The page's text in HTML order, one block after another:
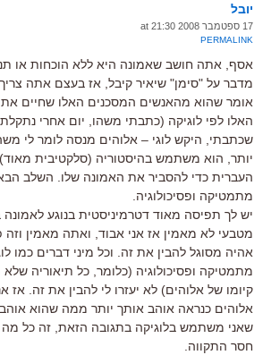
יובל
17 ספטמבר 2008 at 21:30
PERMALINK
אסף, אתה חושב שאמונה היא ללא הוכחות או
מדבר על "סימן" שיאיר קיבל, אז בעצם אתה צריך
אומר שהוא מהאנשים המסכנים האלו שחיים את
האלו לפי לוגיקה (כתבתי משהו, יום אחרי
שכתבתי, היקש לוגי – אלוהים מנסה לומר לי
יותר, הוא משתמש בהיסטוריה (סלקטיבית
העברית כדי להסביר את האמונה שלו. השלב
מתמטיקה ופסיכולוגיה.
יש לך תפיסה מאוד דטרמיניסטית בנוגע לאמונה
מטבעי לא מאמין אז אני אבוד, ואתה מאמין וזה
אהיה מסוגל להבין את זה. וכל מיני דברים כמו
מתמטיקה ופסיכולוגיה (כלומר, כל תיאוריה
קיומו של אלוהים) לא יעזרו לי להבין את זה. אז
אלוהים כנראה אוהב אותך יותר ממה שהוא
שאני משתמש בלוגיקה בתגובה הזאת, זה כל מה
חסר התקווה.